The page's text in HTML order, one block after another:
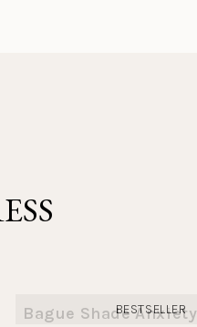
Bague Shade Anxiety
BESTSELLER